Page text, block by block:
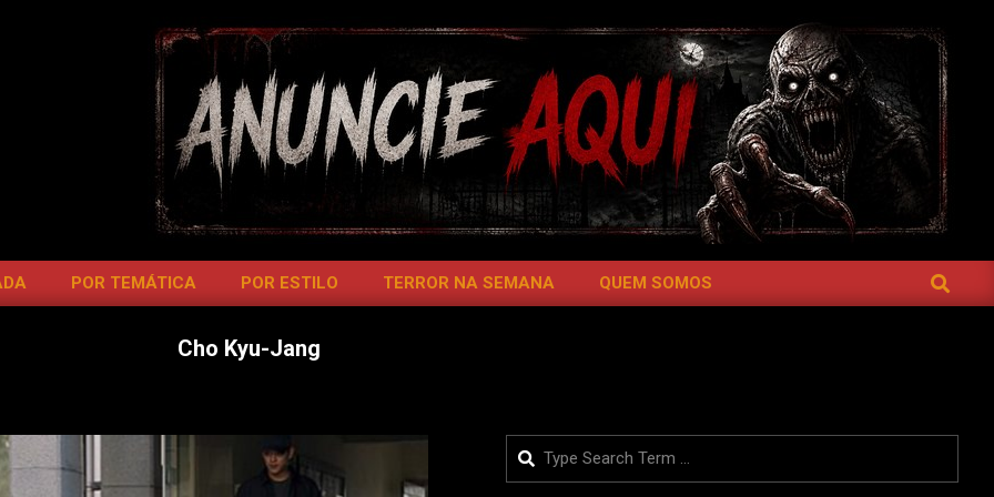
POR TEMÁTICA POR ESTILO TERROR NA SEMANA QUEM SOMOS SEARCH
Cho Kyu-Jang
Search